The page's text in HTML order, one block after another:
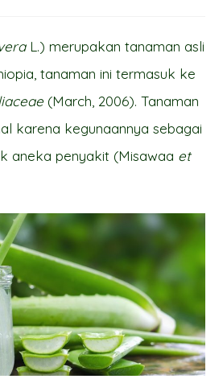
L.) merupakan tanaman asli
tanaman ini termasuk ke
(March, 2006). Tanaman
karena kegunaannya sebagai
aneka penyakit (Misawaa et